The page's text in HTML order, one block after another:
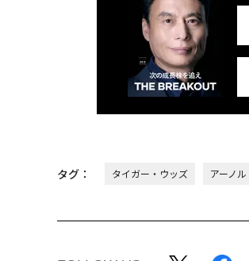
タグ： タイガー・ウッズ アーノ